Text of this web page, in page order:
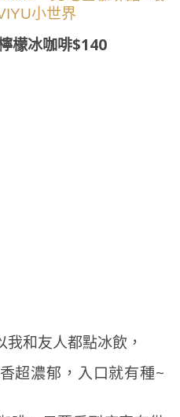
檬冰咖啡$140
和友人都點冰飲，
超濃郁，入口就有種~